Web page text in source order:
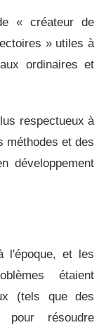
« créateur de
» utiles à
ordinaires et
respectueux à
méthodes et des
développement
l'époque, et les
étaient
(tels que des
pour résoudre